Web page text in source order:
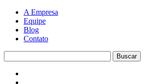
A Empresa
Equipe
Blog
Contato